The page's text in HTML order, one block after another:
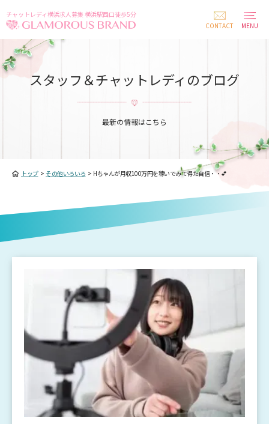
チャットレディ横浜求人募集 横浜駅西口徒歩5分
CONTACT
MENU
スタッフ＆チャットレディのブログ
最新の情報はこちら
トップ> その他いろいろ > Hちゃんが月収100万円を稼いでみて得た自信・・💕